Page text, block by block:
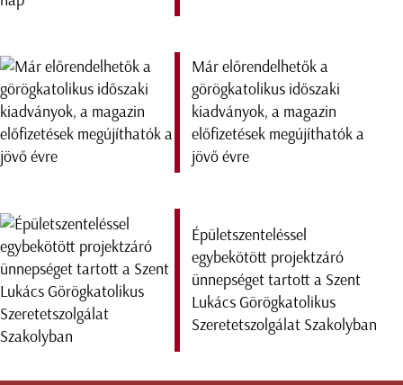
Már előrendelhetők a
görögkatolikus időszaki
kiadványok, a magazin
előfizetések megújíthatók a
jövő évre
Épületszenteléssel
egybekötött projektzáró
ünnepséget tartott a Szent
Lukács Görögkatolikus
Szeretetszolgálat Szakolyban